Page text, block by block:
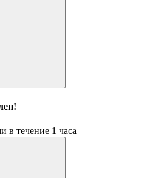
в течение 1 часа